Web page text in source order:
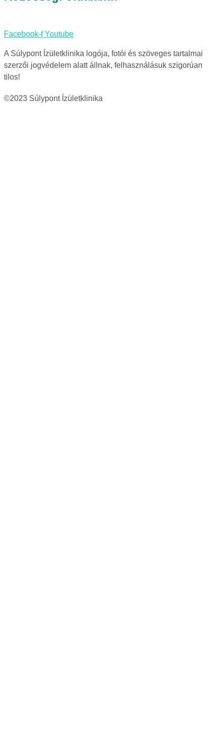
Facebook-f Youtube
A Súlypont Ízületklinika logója, fotói és szöveges tartalmai
szerzői jogvédelem alatt állnak, felhasználásuk szigorúan
tilos!
©2023 Súlypont Ízületklinika